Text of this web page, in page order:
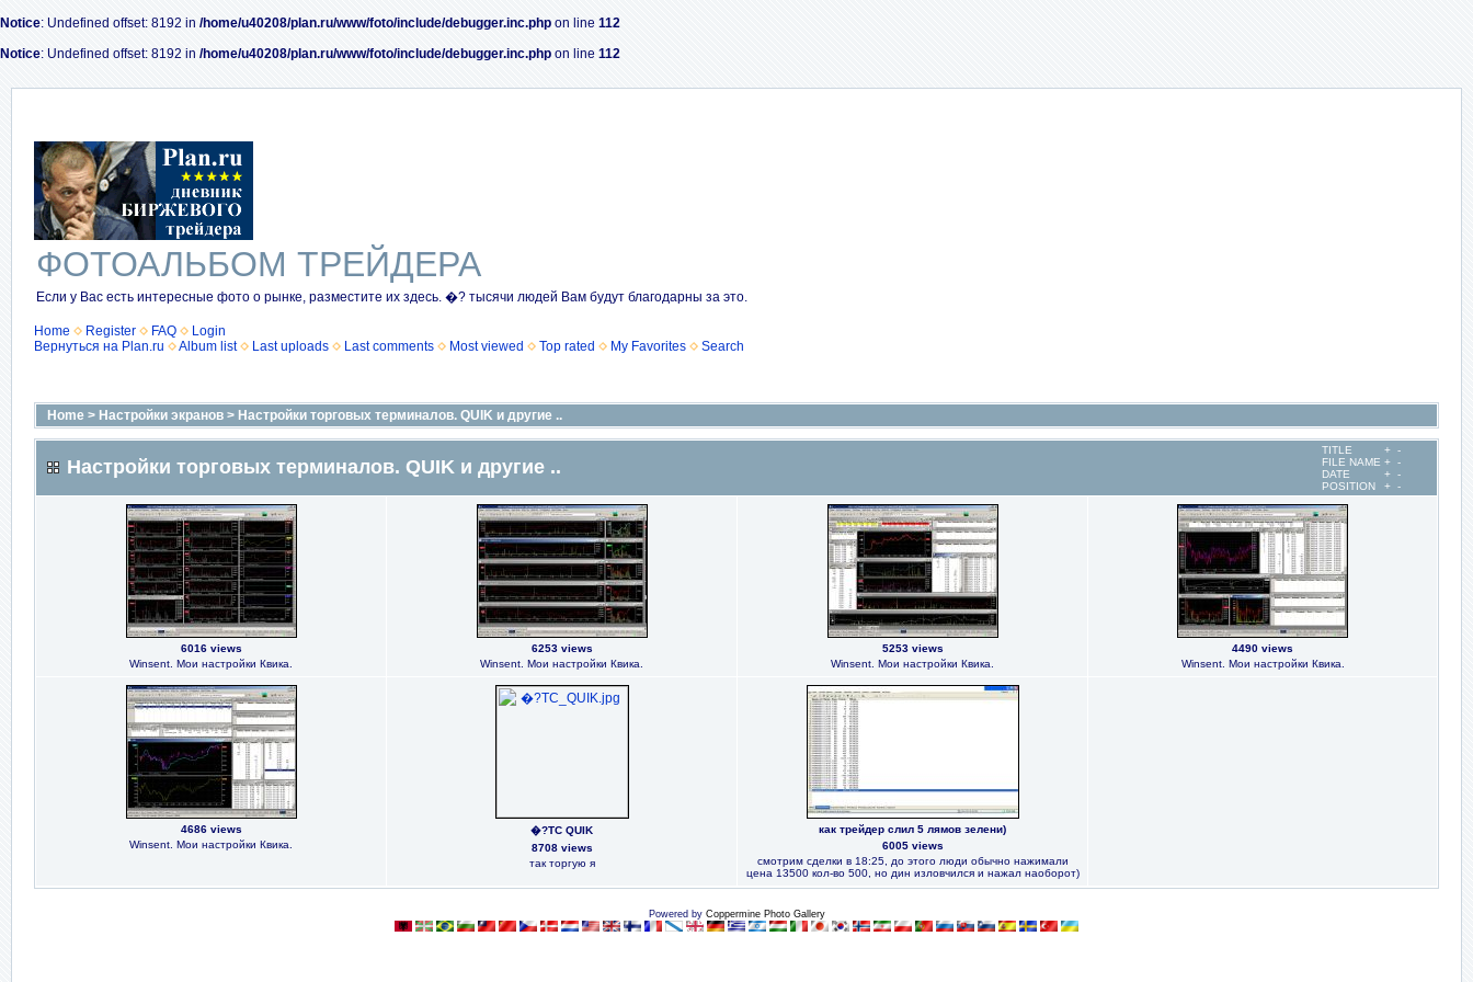
Notice: Undefined offset: 8192 in /home/u40208/plan.ru/www/foto/include/debugger.inc.php on line 112
Notice: Undefined offset: 8192 in /home/u40208/plan.ru/www/foto/include/debugger.inc.php on line 112
ФОТОАЛЬБОМ ТРЕЙДЕРА
Если у Вас есть интересные фото о рынке, разместите их здесь. �? тысячи людей Вам будут благодарны за это.
Home Register FAQ
Login
Вернуться на Plan.ru
Album list Last uploads Last comments Most viewed Top rated My Favorites Search
Home > Настройки экранов > Настройки торговых терминалов. QUIK и другие ..
Настройки торговых терминалов. QUIK и другие ..
TITLE + -
FILE NAME + -
DATE
+ -
POSITION
+ -
6016 views
Winsent. Мои настройки Квика.
6253 views
Winsent. Мои настройки Квика.
5253 views
Winsent. Мои настройки Квика.
4490 views
Winsent. Мои настройки Квика.
4686 views
Winsent. Мои настройки Квика.
�?ТС QUIK
8708 views
так торгую я
как трейдер слил 5 лямов зелени)
6005 views
смотрим сделки в 18:25, до этого люди обычно нажимали
цена 13500 кол-во 500, но дин изловчился и нажал наоборот)
Powered by Coppermine Photo Gallery